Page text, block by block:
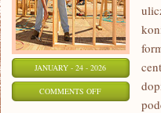
JANUARY - 24 - 2026
COMMENTS OFFON